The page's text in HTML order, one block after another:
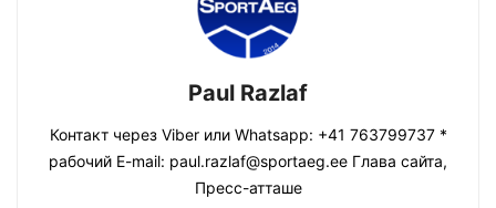
Paul Razlaf
Контакт через Viber или Whatsapp: +41 763799737 *
рабочий E-mail: paul.razlaf@sportaeg.ee Глава сайта,
Пресс-атташе